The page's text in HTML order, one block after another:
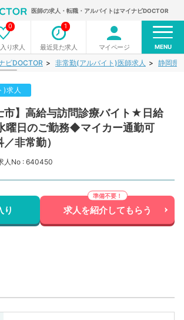
医師の求人・転職・アルバイトはマイナビDOCTOR
り求人
0
最近見た求人
1
マイページ MENU
ビDOCTOR 非常勤(アルバイト)医師求人 静岡県
)求人
市】高給与訪問診療バイト★日給
曜日のご勤務◆マイカー通勤可
非常勤）
人No : 640450
り 求人を紹介してもらう